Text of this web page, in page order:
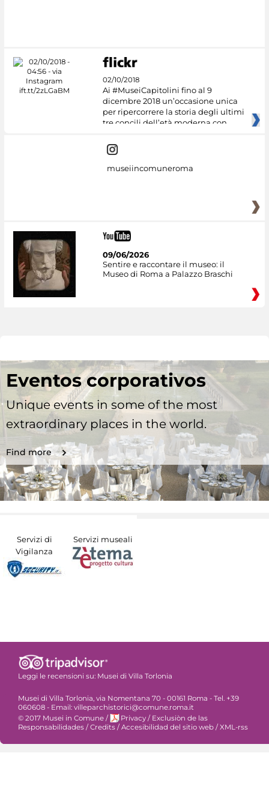
02/10/2018
Ai #MuseiCapitolini fino al 9
dicembre 2018 un’occasione unica
per ripercorrere la storia degli ultimi
tre concili dell’età moderna con
museiincomuneroma
09/06/2026
Sentire e raccontare il museo: il
Museo di Roma a Palazzo Braschi
Eventos corporativos
Unique events in some of the most
extraordinary places in the world.
Find more
Servizi di
Vigilanza
Servizi museali
Leggi le recensioni su: Musei di Villa Torlonia
Musei di Villa Torlonia, via Nomentana 70 - 00161 Roma - Tel. +39
060608 - Email: villeparchistorici@comune.roma.it
© 2017 Musei in Comune / Privacy / Exclusiòn de las
Responsabilidades / Credits / Accesibilidad del sitio web / XML-rss